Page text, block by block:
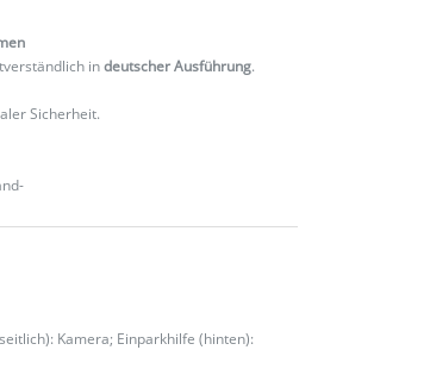
indeutscher Ausführung.
Sicherheit.
Kamera; Einparkhilfe (hinten):